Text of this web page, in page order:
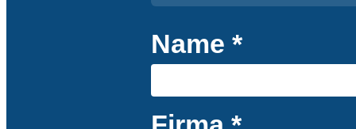
Name *